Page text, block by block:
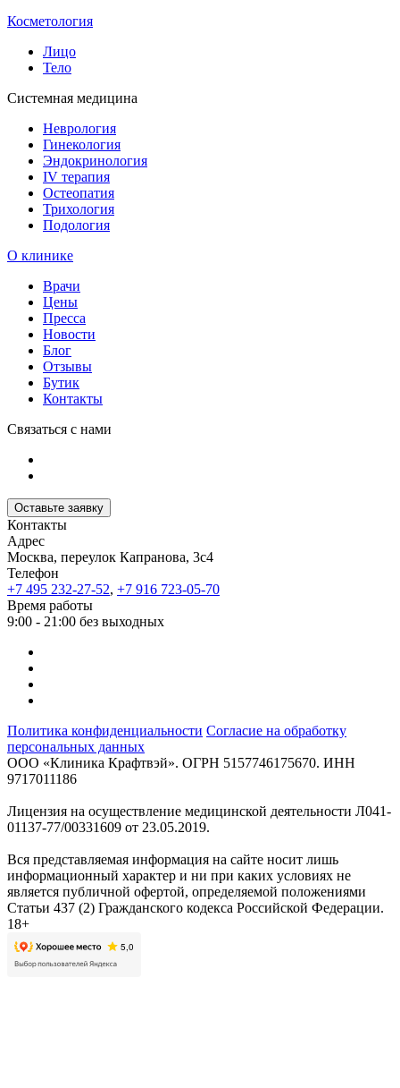
Косметология
Лицо
Тело
Системная медицина
Неврология
Гинекология
Эндокринология
IV терапия
Остеопатия
Трихология
Подология
О клинике
Врачи
Цены
Пресса
Новости
Блог
Отзывы
Бутик
Контакты
Связаться с нами
Оставьте заявку
Контакты
Адрес
Москва, переулок Капранова, 3с4
Телефон
+7 495 232-27-52, +7 916 723-05-70
Время работы
9:00 - 21:00 без выходных
Политика конфиденциальности Согласие на обработку
персональных данных
ООО «Клиника Крафтвэй». ОГРН 5157746175670. ИНН
9717011186
Лицензия на осуществление медицинской деятельности Л041-
01137-77/00331609 от 23.05.2019.
Вся представляемая информация на сайте носит лишь
информационный характер и ни при каких условиях не
является публичной офертой, определяемой положениями
Статьи 437 (2) Гражданского кодекса Российской Федерации.
18+